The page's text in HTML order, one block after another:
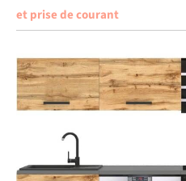
et prise de courant